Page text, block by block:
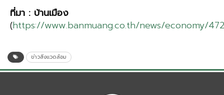
ที่มา : บ้านเมือง
(https://www.banmuang.co.th/news/economy/
ข่าวสิ่งแวดล้อม